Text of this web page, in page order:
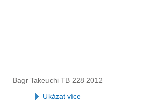
Bagr Takeuchi TB 228 2012
Ukázat více